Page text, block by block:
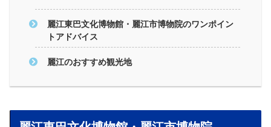
麗江東巴文化博物館・麗江市博物院のワンポイン
トアドバイス
麗江のおすすめ観光地